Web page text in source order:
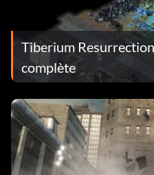
Tiberium
complète